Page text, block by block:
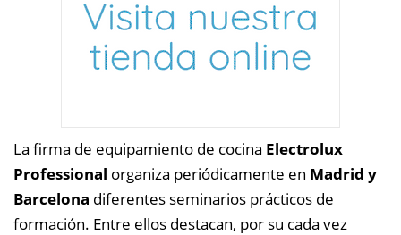
La firma de equipamiento de cocina Electrolux
Professional organiza periódicamente en Madrid y
Barcelona diferentes seminarios prácticos de
formación. Entre ellos destacan, por su cada vez